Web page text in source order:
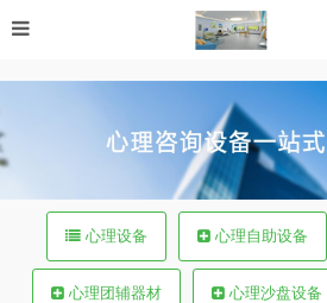
心理设备 心理自助设备
心理团辅器材 心理沙盘设备